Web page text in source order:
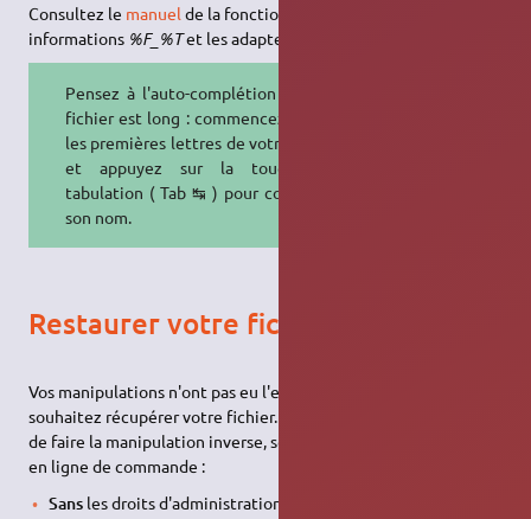
Consultez le manuel de la fonction
informations %F_%Tet les adapter selon votre convenance.
Pensez à l'auto-complétion si votre
fichier est long : commencez à saisir
les premières lettres de votre fichier
et appuyez sur la touche de
tabulation ( Tab ↹ ) pour compléter
son nom.
Restaurer votre fichier sauvegardé
Vos manipulations n'ont pas eu l'effet escompté. Vous
souhaitez récupérer votre fichier. Rien de plus simple, il suffit
de faire la manipulation inverse, soit de manière graphique, soit
en ligne de commande :
Sansles droits d'administration :